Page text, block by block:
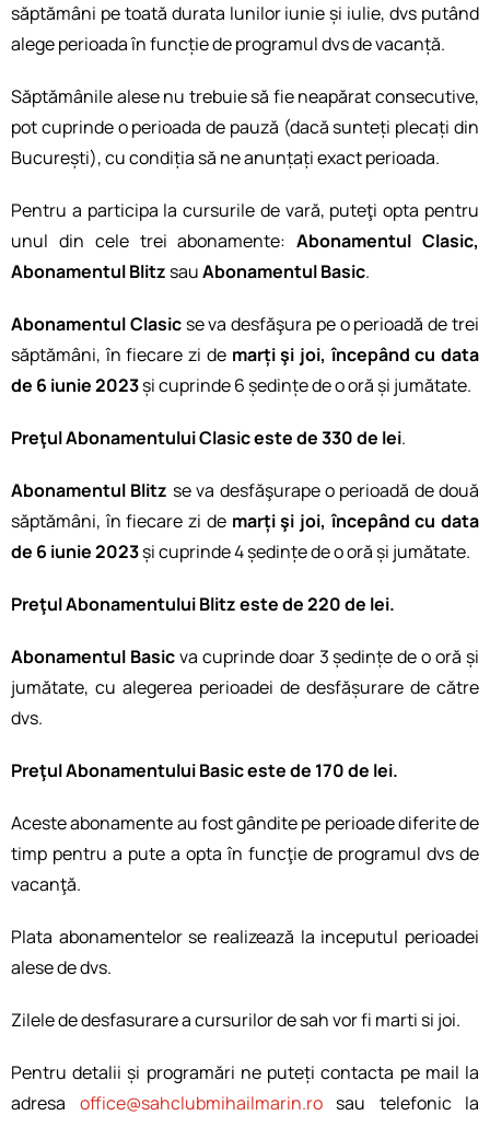
săptămâni pe toată durata lunilor iunie și iulie, dvs putând
alege perioada în funcție de programul dvs de vacanță.
Săptămânile alese nu trebuie să fie neapărat consecutive,
pot cuprinde o perioada de pauză (dacă sunteți plecați din
București), cu condiția să ne anunțați exact perioada.
Pentru a participa la cursurile de vară, puteţi opta pentru
unul din cele trei abonamente:Abonamentul Clasic,
Abonamentul Blitz sauAbonamentul Basic.
Abonamentul Clasicse va desfăşura pe o perioadă de trei
săptămâni, în fiecare zi de marți şi joi, începând cu data
de 6 iunie 2023și cuprinde 6 ședințe de o oră și jumătate.
Preţul Abonamentului Clasic este de 330 de lei.
Abonamentul Blitz se va desfăşurape o perioadă de două
săptămâni, în fiecare zi de marți şi joi, începând cu data
de 6 iunie 2023și cuprinde 4 ședințe de o oră și jumătate.
Preţul Abonamentului Blitz este de 220 de lei.
Abonamentul Basicva cuprinde doar 3 ședințe de o oră și
jumătate, cu alegerea perioadei de desfășurare de către
dvs.
Preţul Abonamentului Basic este de 170 de lei.
Aceste abonamente au fost gândite pe perioade diferite de
timp pentru a pute a opta în funcţie de programul dvs de
vacanţă.
Plata abonamentelor se realizează la inceputul perioadei
alese de dvs.
Zilele de desfasurare a cursurilor de sah vor fi marti si joi.
Pentru detalii și programări ne puteți contacta pe mail la
adresa office@sahclubmihailmarin.rosau telefonic la